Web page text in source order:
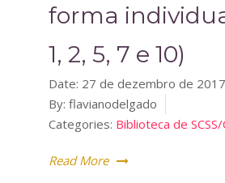
forma
1, 2, 5, 7 e 10)
Date: 27 de dezembro de 2017
By: flavianodelgado
Categories: Biblioteca de SCSS/
Read More